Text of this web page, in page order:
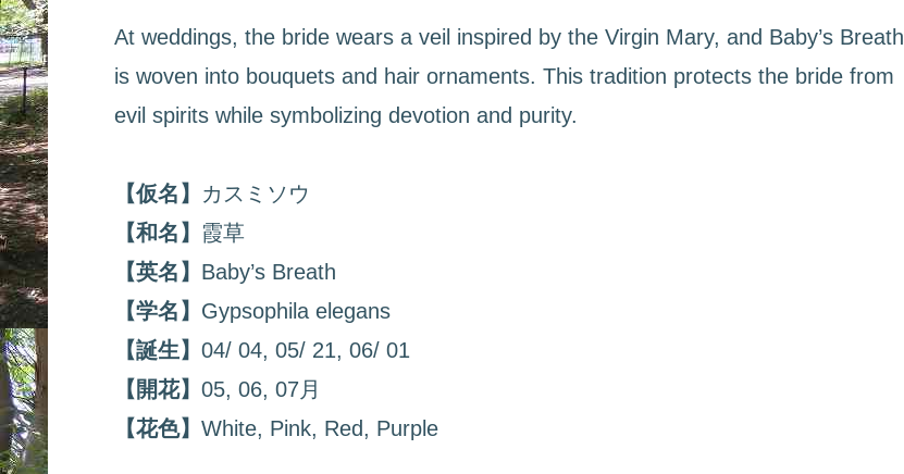
At weddings, the bride wears a veil inspired by the Virgin Mary, and Baby’s Breath
is woven into bouquets and hair ornaments. This tradition protects the bride from
evil spirits while symbolizing devotion and purity.
【仮名】 カスミソウ
【和名】 霞草
【英名】 Baby’s Breath
【学名】 Gypsophila elegans
【誕生】 04/ 04, 05/ 21, 06/ 01
【開花】 05, 06, 07月
【花色】 White, Pink, Red, Purple